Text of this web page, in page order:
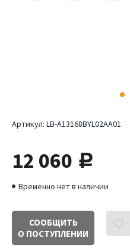
Артикул: LB-A13168BYL02AA01
12 060 руб.
Временно нет в наличии
СООБЩИТЬ
О ПОСТУПЛЕНИИ